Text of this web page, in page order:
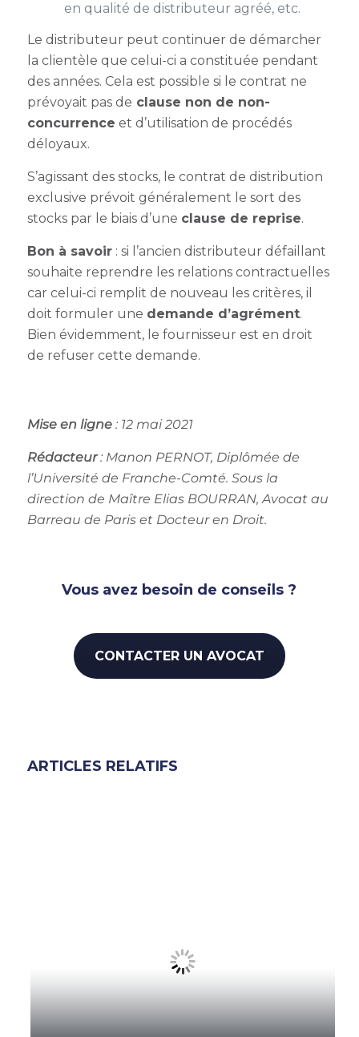
en qualité de distributeur agréé, etc.
Le distributeur peut continuer de démarcher
la clientèle que celui-ci a constituée pendant
des années. Cela est possible si le contrat ne
prévoyait pas de clause non de non-
concurrence et d’utilisation de procédés
déloyaux.
S’agissant des stocks, le contrat de distribution
exclusive prévoit généralement le sort des
stocks par le biais d’une clause de reprise.
Bon à savoir: si l’ancien distributeur défaillant
souhaite reprendre les relations contractuelles
car celui-ci remplit de nouveau les critères, il
doit formuler une demande d’agrément.
Bien évidemment, le fournisseur est en droit
de refuser cette demande.
Mise en ligne: 12 mai 2021
Rédacteur: Manon PERNOT, Diplômée de
l’Université de Franche-Comté. Sous la
direction de Maître Elias BOURRAN, Avocat au
Barreau de Paris et Docteur en Droit.
Vous avez besoin de conseils ?
CONTACTER UN AVOCAT
ARTICLES RELATIFS